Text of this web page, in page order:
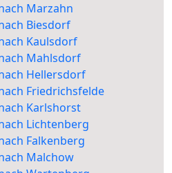
Marzahn
Biesdorf
Kaulsdorf
Mahlsdorf
Hellersdorf
Friedrichsfelde
Karlshorst
Lichtenberg
Falkenberg
Malchow